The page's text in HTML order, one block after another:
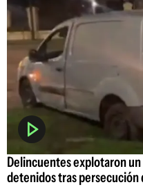
Delincuentes explotaron
detenidos tras